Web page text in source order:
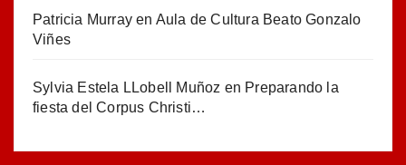
Patricia Murray en Aula de Cultura Beato Gonzalo
Viñes
Sylvia Estela LLobell Muñoz en Preparando la
fiesta del Corpus Christi…